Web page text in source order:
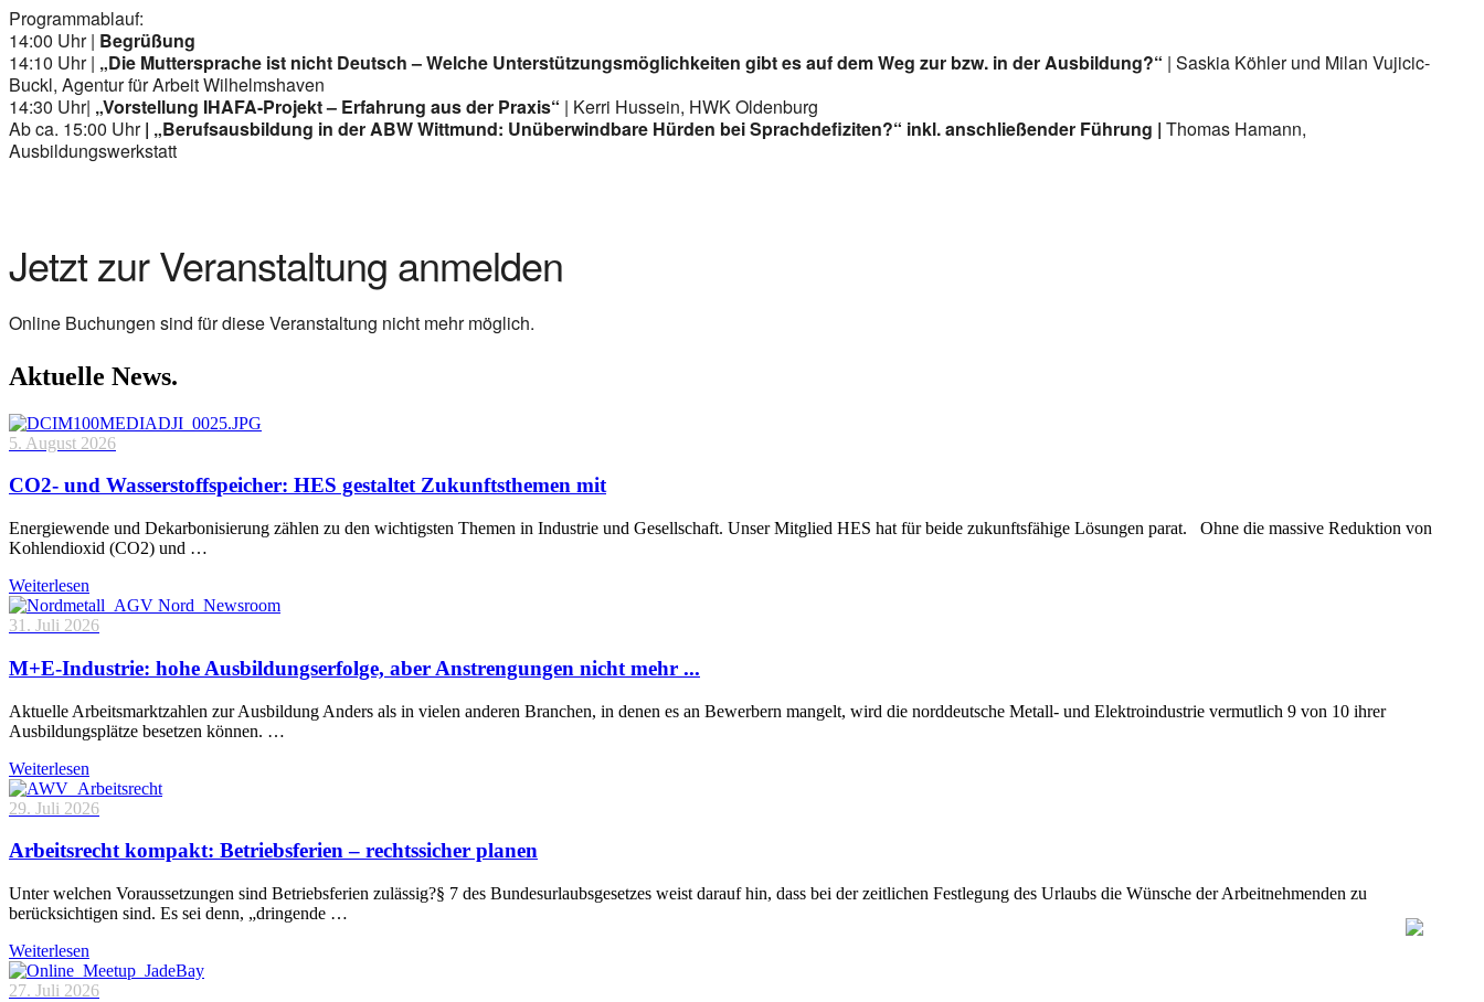
Programmablauf:
14:00 Uhr | Begrüßung
14:10 Uhr | „Die Muttersprache ist nicht Deutsch – Welche Unterstützungsmöglichkeiten gibt es auf dem Weg zur bzw. in der Ausbildung?“ | Saskia Köhler und Milan Vujicic-
Buckl, Agentur für Arbeit Wilhelmshaven
14:30 Uhr| „Vorstellung IHAFA-Projekt – Erfahrung aus der Praxis“ | Kerri Hussein, HWK Oldenburg
Ab ca. 15:00 Uhr| „Berufsausbildung in der ABW Wittmund: Unüberwindbare Hürden bei Sprachdefiziten?“ inkl. anschließender Führung | Thomas Hamann,
Ausbildungswerkstatt
Jetzt zur Veranstaltung anmelden
Online Buchungen sind für diese Veranstaltung nicht mehr möglich.
Aktuelle News.
5. August 2026
CO2- und Wasserstoffspeicher: HES gestaltet Zukunftsthemen mit
Energiewende und Dekarbonisierung zählen zu den wichtigsten Themen in Industrie und Gesellschaft. Unser Mitglied HES hat für beide zukunftsfähige Lösungen parat. Ohne die massive Reduktion von
Kohlendioxid (CO2) und …
Weiterlesen
31. Juli 2026
M+E-Industrie: hohe Ausbildungserfolge, aber Anstrengungen nicht mehr ...
Aktuelle Arbeitsmarktzahlen zur Ausbildung Anders als in vielen anderen Branchen, in denen es an Bewerbern mangelt, wird die norddeutsche Metall- und Elektroindustrie vermutlich 9 von 10 ihrer
Ausbildungsplätze besetzen können. …
Weiterlesen
29. Juli 2026
Arbeitsrecht kompakt: Betriebsferien – rechtssicher planen
Unter welchen Voraussetzungen sind Betriebsferien zulässig?§ 7 des Bundesurlaubsgesetzes weist darauf hin, dass bei der zeitlichen Festlegung des Urlaubs die Wünsche der Arbeitnehmenden zu
berücksichtigen sind. Es sei denn, „dringende …
Weiterlesen
27. Juli 2026